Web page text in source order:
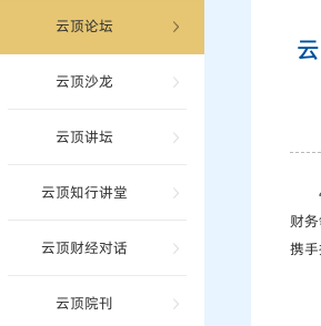
云顶论坛
云顶沙龙
云顶讲坛
云顶知行讲堂
云顶财经对话
云顶院刊
财
携